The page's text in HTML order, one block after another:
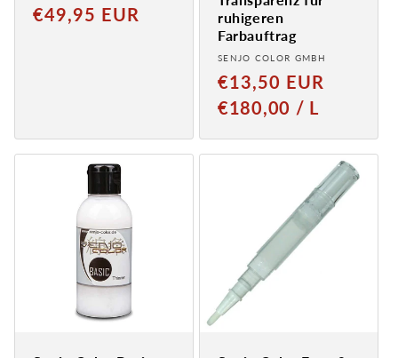
Preis
€49,95 EUR
ruhigeren
Farbauftrag
Provider:
SENJO COLOR GMBH
Normal
price
€13,50 EUR
GRUNDPREIS
€180,00 / PRO
L